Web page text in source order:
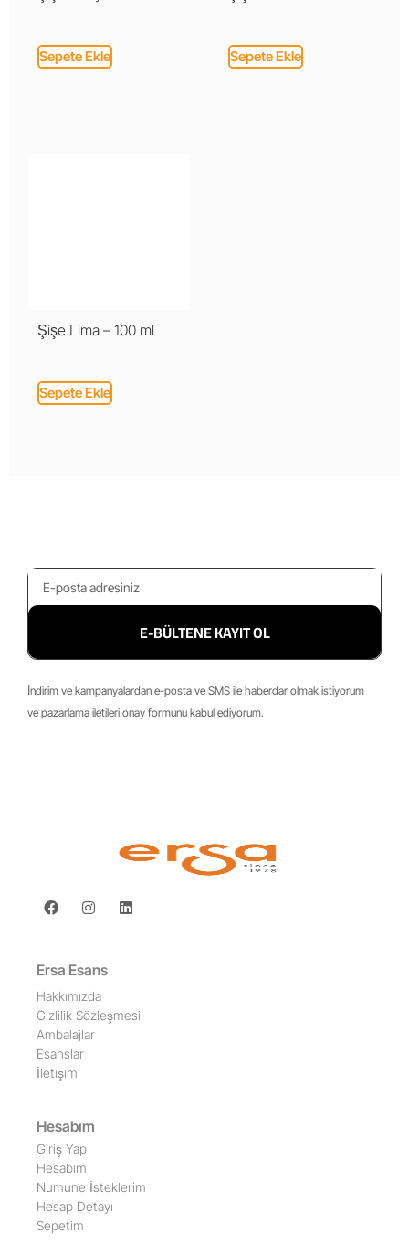
Sepete Ekle Sepete Ekle
Şişe Lima – 100 ml
Sepete Ekle
E-BÜLTENE KAYIT OL
İndirim ve kampanyalardan e-posta ve SMS ile haberdar olmak istiyorum
ve pazarlama iletileri onay formunu kabul ediyorum.
Ersa Esans
Hakkımızda
Gizlilik Sözleşmesi
Ambalajlar
Esanslar
İletişim
Hesabım
Giriş Yap
Hesabım
Numune İsteklerim
Hesap Detayı
Sepetim